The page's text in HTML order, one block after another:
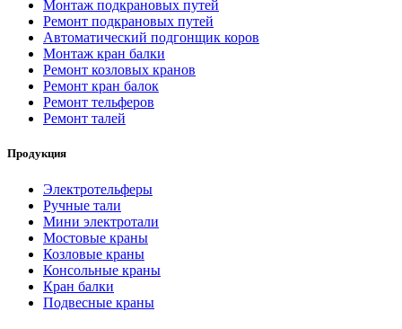
Монтаж подкрановых путей
Ремонт подкрановых путей
Автоматический подгонщик коров
Монтаж кран балки
Ремонт козловых кранов
Ремонт кран балок
Ремонт тельферов
Ремонт талей
Продукция
Электротельферы
Ручные тали
Мини электротали
Мостовые краны
Козловые краны
Консольные краны
Кран балки
Подвесные краны